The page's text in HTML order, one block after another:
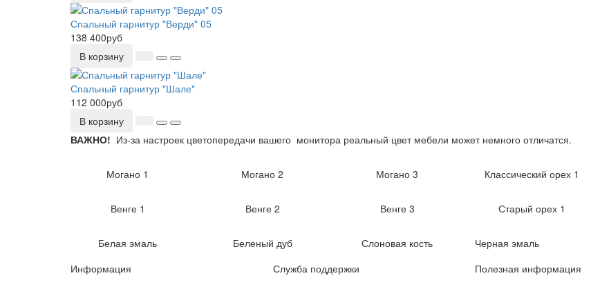
Спальный гарнитур "Верди" 05
138 400руб
В корзину
Спальный гарнитур "Шале"
112 000руб
В корзину
ВАЖНО! Из-за настроек цветопередачи вашего монитора реальный цвет мебели может немного отличатся.
Могано 1 Могано 2 Могано 3 Классический орех 1
Венге 1 Венге 2 Венге 3 Старый орех 1
Белая эмаль Беленый дуб Слоновая кость Черная эмаль
Информация
Служба поддержки Полезная информация